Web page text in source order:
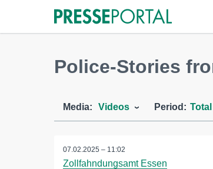
Police-Stories
Media: Videos Period: Total
07.02.2025 – 11:02
Zollfahndungsamt Essen